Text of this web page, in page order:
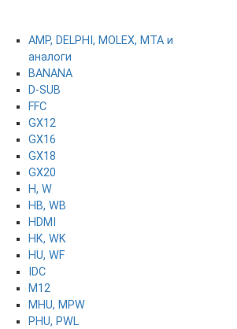
AMP, DELPHI, MOLEX, MTA и
аналоги
BANANA
D-SUB
FFC
GX12
GX16
GX18
GX20
H, W
HB, WB
HDMI
HK, WK
HU, WF
IDC
M12
MHU, MPW
PHU, PWL